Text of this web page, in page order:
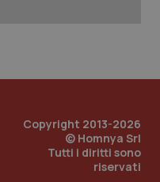
Copyright 2013-2026
© Homnya Srl
Tutti i diritti sono
riservati
Google LLC
.quotidianosanita.it
1
mese